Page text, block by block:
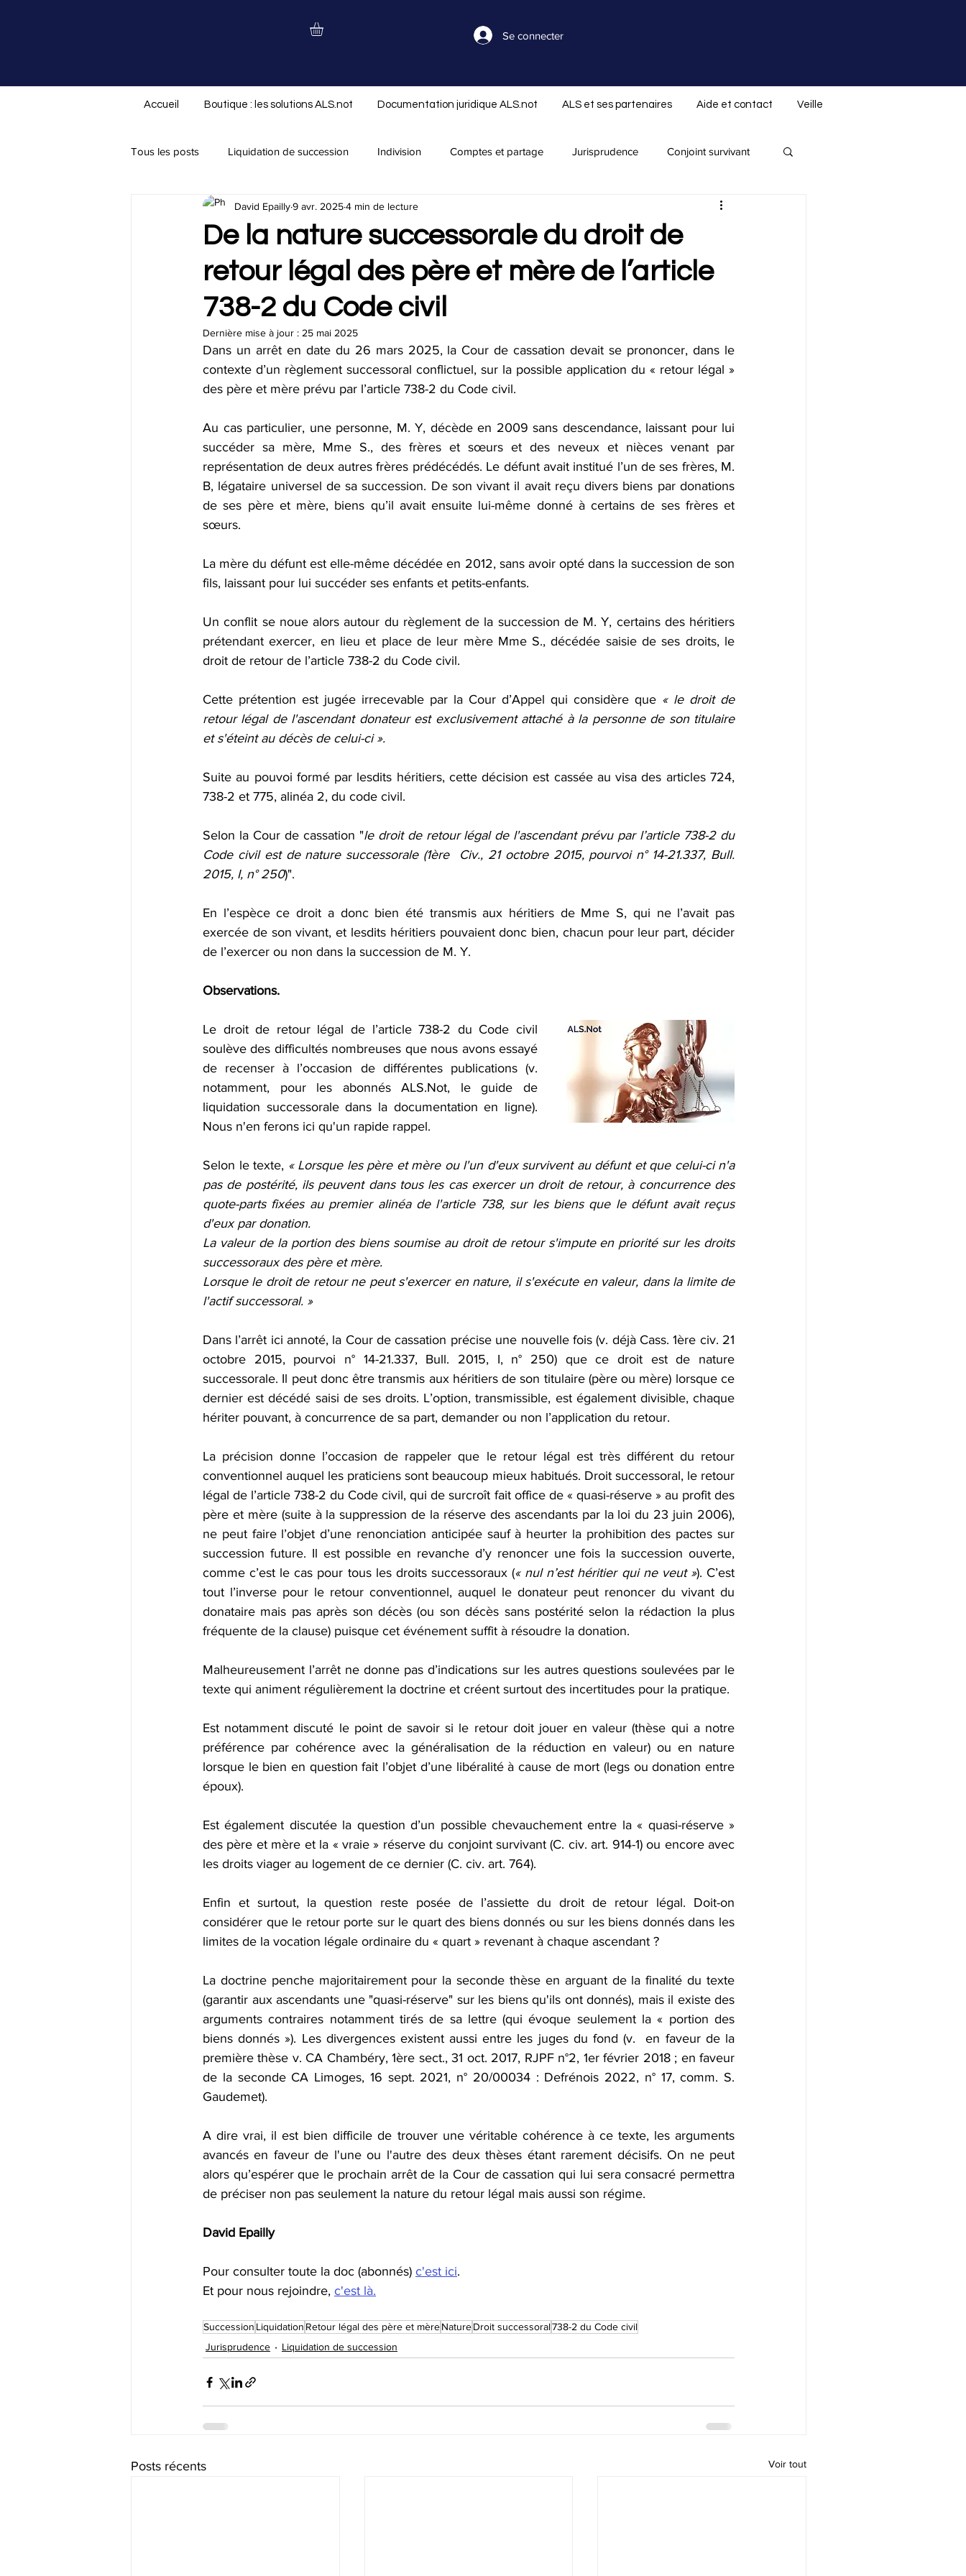
Se connecter
Accueil Boutique : les solutions ALS.not Documentation juridique ALS.not ALS et ses partenaires Aide et contact Veille
Tous les posts Liquidation de succession Indivision Comptes et partage Jurisprudence Conjoint survivant
Nouveauté ALS.not Divorce/séparation Nouveautés ALS.not Donation indirecte
Assurance-vie Testament Réserve et réduction Libéralité Infos ALS.not Offre spéciale ALS.not
Donation-partage Déclaration de succession Succession
De la nature successorale du droit de
retour légal des père et mère de l’article
738-2 du Code civil
David Epailly9 avr. 20254 min de lecture
Dernière mise à jour : 25 mai 2025
Dans un arrêt en date du 26 mars 2025, la Cour de cassation devait se prononcer, dans le
contexte d’un règlement successoral conflictuel, sur la possible application du « retour légal »
des père et mère prévu par l’article 738-2 du Code civil.
Au cas particulier, une personne, M. Y, décède en 2009 sans descendance, laissant pour lui
succéder sa mère, Mme S., des frères et sœurs et des neveux et nièces venant par
représentation de deux autres frères prédécédés. Le défunt avait institué l’un de ses frères, M.
B, légataire universel de sa succession. De son vivant il avait reçu divers biens par donations
de ses père et mère, biens qu’il avait ensuite lui-même donné à certains de ses frères et
sœurs.
La mère du défunt est elle-même décédée en 2012, sans avoir opté dans la succession de son
fils, laissant pour lui succéder ses enfants et petits-enfants.
Un conflit se noue alors autour du règlement de la succession de M. Y, certains des héritiers
prétendant exercer, en lieu et place de leur mère Mme S., décédée saisie de ses droits, le
droit de retour de l’article 738-2 du Code civil.
Cette prétention est jugée irrecevable par la Cour d’Appel qui considère que « le droit de
retour légal de l'ascendant donateur est exclusivement attaché à la personne de son titulaire
et s'éteint au décès de celui-ci ».
Suite au pouvoi formé par lesdits héritiers, cette décision est cassée au visa des articles 724,
738-2 et 775, alinéa 2, du code civil.
Selon la Cour de cassation "le droit de retour légal de l'ascendant prévu par l’article 738-2 du
Code civil est de nature successorale (1ère  Civ., 21 octobre 2015, pourvoi n° 14-21.337, Bull.
2015, I, n° 250)".
En l’espèce ce droit a donc bien été transmis aux héritiers de Mme S, qui ne l’avait pas
exercée de son vivant, et lesdits héritiers pouvaient donc bien, chacun pour leur part, décider
de l’exercer ou non dans la succession de M. Y.
Observations.
Le droit de retour légal de l’article 738-2 du Code civil
soulève des difficultés nombreuses que nous avons essayé
de recenser à l’occasion de différentes publications (v.
notamment, pour les abonnés ALS.Not, le guide de
liquidation successorale dans la documentation en ligne).
Nous n'en ferons ici qu'un rapide rappel.
Selon le texte, « Lorsque les père et mère ou l'un d'eux survivent au défunt et que celui-ci n'a
pas de postérité, ils peuvent dans tous les cas exercer un droit de retour, à concurrence des
quote-parts fixées au premier alinéa de l'article 738, sur les biens que le défunt avait reçus
d'eux par donation.
La valeur de la portion des biens soumise au droit de retour s'impute en priorité sur les droits
successoraux des père et mère.
Lorsque le droit de retour ne peut s'exercer en nature, il s'exécute en valeur, dans la limite de
l'actif successoral. »
Dans l’arrêt ici annoté, la Cour de cassation précise une nouvelle fois (v. déjà Cass. 1ère civ. 21
octobre 2015, pourvoi n° 14-21.337, Bull. 2015, I, n° 250) que ce droit est de nature
successorale. Il peut donc être transmis aux héritiers de son titulaire (père ou mère) lorsque ce
dernier est décédé saisi de ses droits. L’option, transmissible, est également divisible, chaque
hériter pouvant, à concurrence de sa part, demander ou non l’application du retour.
La précision donne l’occasion de rappeler que le retour légal est très différent du retour
conventionnel auquel les praticiens sont beaucoup mieux habitués. Droit successoral, le retour
légal de l’article 738-2 du Code civil, qui de surcroît fait office de « quasi-réserve » au profit des
père et mère (suite à la suppression de la réserve des ascendants par la loi du 23 juin 2006),
ne peut faire l’objet d’une renonciation anticipée sauf à heurter la prohibition des pactes sur
succession future. Il est possible en revanche d’y renoncer une fois la succession ouverte,
comme c’est le cas pour tous les droits successoraux (« nul n’est héritier qui ne veut »). C’est
tout l’inverse pour le retour conventionnel, auquel le donateur peut renoncer du vivant du
donataire mais pas après son décès (ou son décès sans postérité selon la rédaction la plus
fréquente de la clause) puisque cet événement suffit à résoudre la donation.
Malheureusement l’arrêt ne donne pas d’indications sur les autres questions soulevées par le
texte qui animent régulièrement la doctrine et créent surtout des incertitudes pour la pratique.
Est notamment discuté le point de savoir si le retour doit jouer en valeur (thèse qui a notre
préférence par cohérence avec la généralisation de la réduction en valeur) ou en nature
lorsque le bien en question fait l’objet d’une libéralité à cause de mort (legs ou donation entre
époux).
Est également discutée la question d’un possible chevauchement entre la « quasi-réserve »
des père et mère et la « vraie » réserve du conjoint survivant (C. civ. art. 914-1) ou encore avec
les droits viager au logement de ce dernier (C. civ. art. 764).
Enfin et surtout, la question reste posée de l’assiette du droit de retour légal. Doit-on
considérer que le retour porte sur le quart des biens donnés ou sur les biens donnés dans les
limites de la vocation légale ordinaire du « quart » revenant à chaque ascendant ?
La doctrine penche majoritairement pour la seconde thèse en arguant de la finalité du texte
(garantir aux ascendants une "quasi-réserve" sur les biens qu'ils ont donnés), mais il existe des
arguments contraires notamment tirés de sa lettre (qui évoque seulement la « portion des
biens donnés »). Les divergences existent aussi entre les juges du fond (v.  en faveur de la
première thèse v. CA Chambéry, 1ère sect., 31 oct. 2017, RJPF n°2, 1er février 2018 ; en faveur
de la seconde CA Limoges, 16 sept. 2021, n° 20/00034 : Defrénois 2022, n° 17, comm. S.
Gaudemet).
A dire vrai, il est bien difficile de trouver une véritable cohérence à ce texte, les arguments
avancés en faveur de l'une ou l'autre des deux thèses étant rarement décisifs. On ne peut
alors qu’espérer que le prochain arrêt de la Cour de cassation qui lui sera consacré permettra
de préciser non pas seulement la nature du retour légal mais aussi son régime.
David Epailly
Pour consulter toute la doc (abonnés) c'est ici.
Et pour nous rejoindre, c'est là.
Succession Liquidation Retour légal des père et mèreNatureDroit successoral738-2 du Code civil
Jurisprudence
Liquidation de succession
Posts récents Voir tout